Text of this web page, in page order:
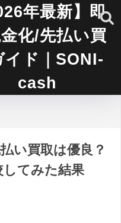
年最新】即
金化/先払い買
イド｜SONI-
cash
い買取は優良？
してみた結果